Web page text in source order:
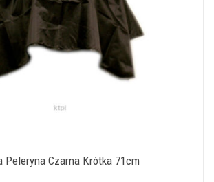
Peleryna Czarna Krótka 71cm